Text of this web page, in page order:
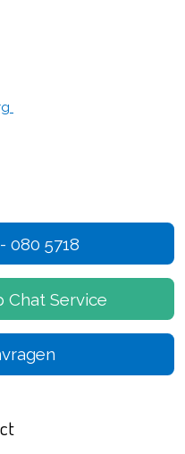
080 5718
Chat Service